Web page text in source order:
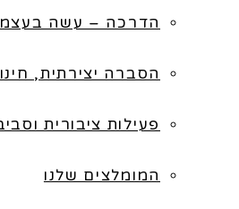
הדרכה – עשה
הסברה יצירתית,
פעילות ציבורית
המומלצים שלנו